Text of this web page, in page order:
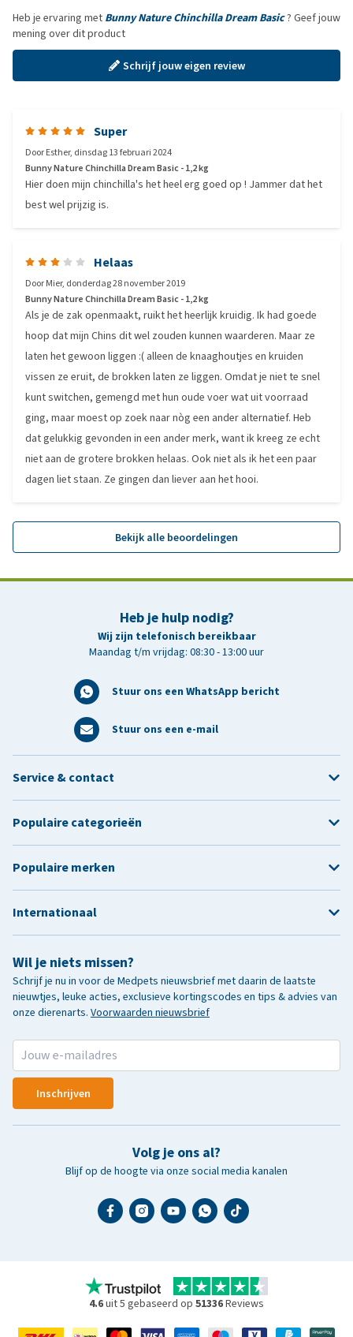
Heb je ervaring met Bunny Nature Chinchilla Dream Basic? Geef jouw
mening over dit product
Schrijf jouw eigen review
Super
DoorEsther, dinsdag 13 februari 2024
Bunny Nature Chinchilla Dream Basic - 1,2 kg
Hier doen mijn chinchilla's het heel erg goed op ! Jammer dat het
best wel prijzig is.
Helaas
DoorMier, donderdag 28 november 2019
Bunny Nature Chinchilla Dream Basic - 1,2 kg
Als je de zak openmaakt, ruikt het heerlijk kruidig. Ik had goede
hoop dat mijn Chins dit wel zouden kunnen waarderen. Maar ze
laten het gewoon liggen :( alleen de knaaghoutjes en kruiden
vissen ze eruit, de brokken laten ze liggen. Omdat je niet te snel
kunt switchen, gemengd met hun oude voer wat uit voorraad
ging, maar moest op zoek naar nòg een ander alternatief. Heb
dat gelukkig gevonden in een ander merk, want ik kreeg ze echt
niet aan de grotere brokken helaas. Ook niet als ik het een paar
dagen liet staan. Ze gingen dan liever aan het hooi.
Bekijk alle beoordelingen
Heb je hulp nodig?
Wij zijn telefonisch bereikbaar
Maandag t/m vrijdag: 08:30 - 13:00 uur
Stuur ons een WhatsApp bericht
Stuur ons een e-mail
Wil je niets missen?
Schrijf je nu in voor de Medpets nieuwsbrief met daarin de laatste
nieuwtjes, leuke acties, exclusieve kortingscodes en tips & advies van
onze dierenarts. Voorwaarden nieuwsbrief
Inschrijven
Volg je ons al?
Blijf op de hoogte via onze social media kanalen
Service & contact
Populaire categorieën
Populaire merken
Internationaal
4.6uit 5 gebaseerd op 51336Reviews